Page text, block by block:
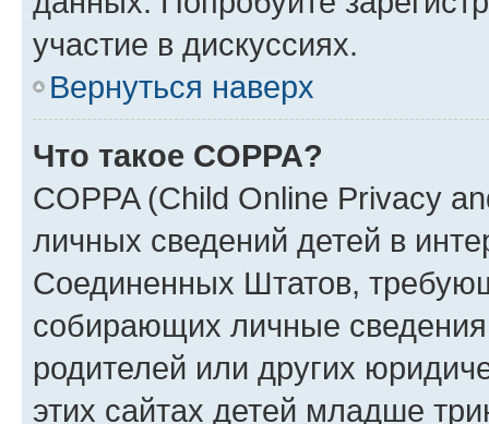
участие в дискуссиях.
Вернуться наверх
Что такое COPPA?
COPPA (Child Online Privacy
личных сведений детей в
Соединенных Штатов,
собирающих личные
родителей или других
этих сайтах детей младше